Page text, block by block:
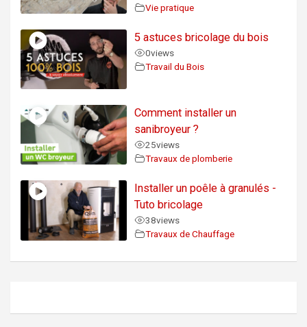
Vie pratique
5 astuces bricolage du bois
0views
Travail du Bois
Comment installer un
sanibroyeur ?
25views
Travaux de plomberie
Installer un poêle à granulés -
Tuto bricolage
38views
Travaux de Chauffage